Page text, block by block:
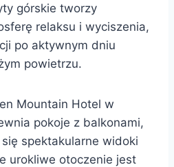
górskie tworzy
relaksu i wyciszenia,
po aktywnym dniu
powietrzu.
Mountain Hotel w
pokoje z balkonami,
spektakularne widoki
urokliwe otoczenie jest